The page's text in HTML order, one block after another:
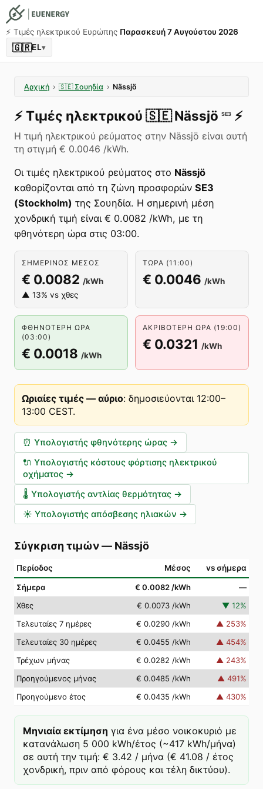
⚡️ Τιμές ηλεκτρικού Ευρώπης Παρασκευή 7 Αυγούστου 2026
🇬🇷EL▾
Αρχική › 🇸🇪 Σουηδία › Nässjö
⚡️Τιμές ηλεκτρικού 🇸🇪 Nässjö SE3 ⚡️
Η τιμή ηλεκτρικού ρεύματος στην Nässjö είναι αυτή
τη στιγμή € 0.0046 /kWh.
Οι τιμές ηλεκτρικού ρεύματος στο Nässjö
καθορίζονται από τη ζώνη προσφορών SE3
(Stockholm) της Σουηδία. Η σημερινή μέση
χονδρική τιμή είναι € 0.0082 /kWh, με τη
φθηνότερη ώρα στις 03:00.
ΣΗΜΕΡΙΝΌΣ ΜΈΣΟΣ
€ 0.0082 /kWh
▲ 13% vs χθες
ΤΏΡΑ (11:00)
€ 0.0046 /kWh
ΦΘΗΝΌΤΕΡΗ ΏΡΑ
(03:00)
€ 0.0018 /kWh
ΑΚΡΙΒΌΤΕΡΗ ΏΡΑ (19:00)
€ 0.0321 /kWh
Ωριαίες τιμές — αύριο: δημοσιεύονται 12:00–
13:00 CEST.
⏰ Υπολογιστής φθηνότερης ώρας →
🔌 Υπολογιστής κόστους φόρτισης ηλεκτρικού
οχήματος →
🌡️ Υπολογιστής αντλίας θερμότητας →
☀️ Υπολογιστής απόσβεσης ηλιακών →
Σύγκριση τιμών— Nässjö
Περίοδος Μέσος vs σήμερα
Σήμερα € 0.0082 /kWh
—
Χθες
€ 0.0073 /kWh ▼ 12%
Τελευταίες 7 ημέρες
€ 0.0290 /kWh ▲ 253%
Τελευταίες 30 ημέρες
€ 0.0455 /kWh ▲ 454%
Τρέχων μήνας
€ 0.0282 /kWh ▲ 243%
Προηγούμενος μήνας
€ 0.0485 /kWh ▲ 491%
Προηγούμενο έτος
€ 0.0435 /kWh ▲ 430%
Μηνιαία εκτίμηση για ένα μέσο νοικοκυριό με
κατανάλωση 5 000 kWh/έτος (~417 kWh/μήνα)
σε αυτή την τιμή: € 3.42 / μήνα (€ 41.08 / έτος
χονδρική, πριν από φόρους και τέλη δικτύου).